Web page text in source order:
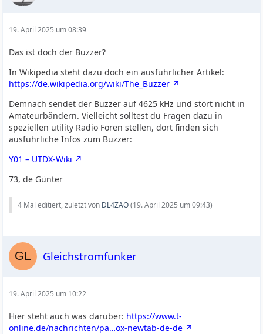
19. April 2025 um 08:39
Das ist doch der Buzzer?
In Wikipedia steht dazu doch ein ausführlicher Artikel:
https://de.wikipedia.org/wiki/The_Buzzer
Demnach sendet der Buzzer auf 4625 kHz und stört nicht in
Amateurbändern. Vielleicht solltest du Fragen dazu in
speziellen utility Radio Foren stellen, dort finden sich
ausführliche Infos zum Buzzer:
Y01 – UTDX-Wiki
73, de Günter
4 Mal editiert, zuletzt von DL4ZAO(19. April 2025 um 09:43)
Gleichstromfunker
19. April 2025 um 10:22
Hier steht auch was darüber: https://www.t-
online.de/nachrichten/pa…ox-newtab-de-de